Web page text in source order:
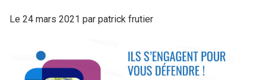
Le 24 mars 2021 par patrick frutier